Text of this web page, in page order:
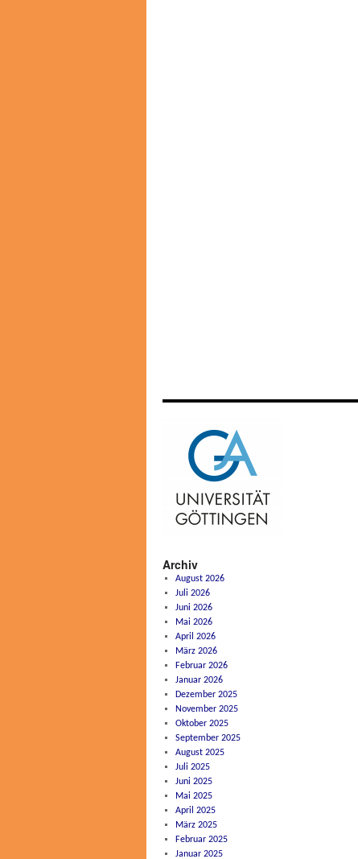
Archiv
August 2026
Juli 2026
Juni 2026
Mai 2026
April 2026
März 2026
Februar 2026
Januar 2026
Dezember 2025
November 2025
Oktober 2025
September 2025
August 2025
Juli 2025
Juni 2025
Mai 2025
April 2025
März 2025
Februar 2025
Januar 2025